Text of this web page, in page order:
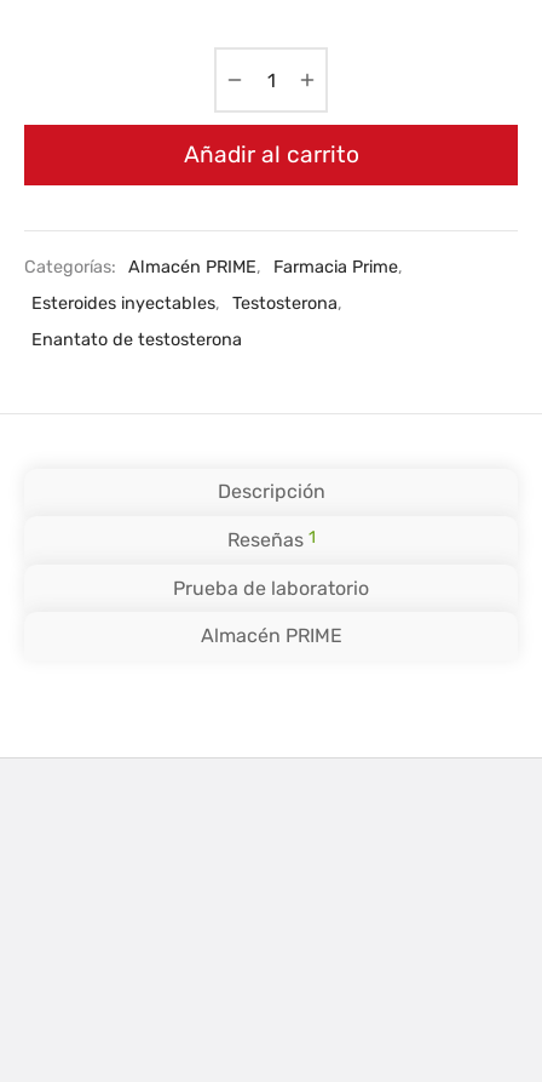
Añadir al carrito
Categorías: Almacén PRIME, Farmacia Prime,
Esteroides inyectables, Testosterona,
Enantato de testosterona
Descripción
Reseñas 1
Prueba de laboratorio
Almacén PRIME